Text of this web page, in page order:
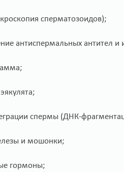
сперматозоидов);
антиспермальных антител
спермы (ДНК-
и мошонки;
гормоны;